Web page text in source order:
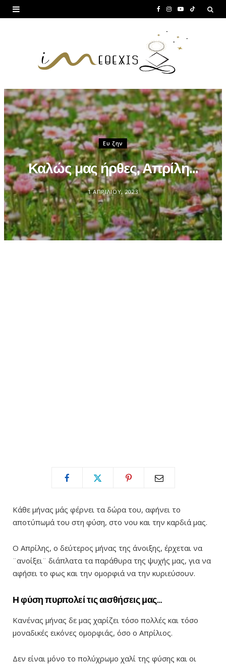
c
e
o
o
k
I
g
r
a
m
Y
b
e
T
k
Ευ ζην
Καλώς μας ήρθες, Απρίλη…
1 ΑΠΡΙΛΊΟΥ, 2023
Κάθε μήνας μάς φέρνει τα δώρα του, αφήνει το
αποτύπωμά του στη φύση, στο νου και την καρδιά μας.
Ο Απρίλης, ο δεύτερος μήνας της άνοιξης, έρχεται να
¨ανοίξει¨ διάπλατα τα παράθυρα της ψυχής μας, για να
αφήσει το φως και την ομορφιά να την κυριεύσουν.
Η φύση πυρπολεί τις αισθήσεις μας…
Κανένας μήνας δε μας χαρίζει τόσο πολλές και τόσο
μοναδικές εικόνες ομορφιάς, όσο ο Απρίλιος.
Δεν είναι μόνο το πολύχρωμο χαλί της φύσης και οι